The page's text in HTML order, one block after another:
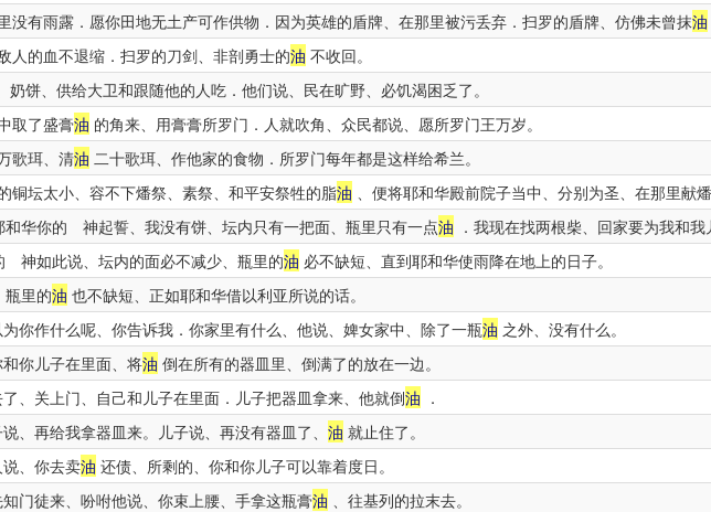
没有雨露．愿你田地无土产可作供物．因为英雄的盾牌、在那里被污丢弃．扫罗的盾牌、仿佛未曾抹油
人的血不退缩．扫罗的刀剑、非剖勇士的油 不收回。
奶饼、供给大卫和跟随他的人吃．他们说、民在旷野、必饥渴困乏了。
取了盛膏油 的角来、用膏膏所罗门．人就吹角、众民都说、愿所罗门王万岁。
歌珥、清油 二十歌珥、作他家的食物．所罗门每年都是这样给希兰。
铜坛太小、容不下燔祭、素祭、和平安祭牲的脂油 、便将耶和华殿前院子当中、分别为圣、在那里献
和华你的 神起誓、我没有饼、坛内只有一把面、瓶里只有一点油 ．我现在找两根柴、回家要为我和
神如此说、坛内的面必不减少、瓶里的油 必不缺短、直到耶和华使雨降在地上的日子。
瓶里的油 也不缺短、正如耶和华借以利亚所说的话。
你作什么呢、你告诉我．你家里有什么、他说、婢女家中、除了一瓶油 之外、没有什么。
你儿子在里面、将油 倒在所有的器皿里、倒满了的放在一边。
、关上门、自己和儿子在里面．儿子把器皿拿来、他就倒油 ．
、再给我拿器皿来。儿子说、再没有器皿了、 油 就止住了。
、你去卖油 还债、所剩的、你和你儿子可以靠着度日。
门徒来、吩咐他说、你束上腰、手拿这瓶膏油 、往基列的拉末去。